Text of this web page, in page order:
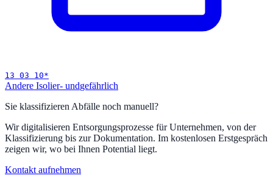
13 03 10*
Andere Isolier- undgefährlich
Sie klassifizieren Abfälle noch manuell?
Wir digitalisieren Entsorgungsprozesse für Unternehmen, von der
Klassifizierung bis zur Dokumentation. Im kostenlosen Erstgespräch
zeigen wir, wo bei Ihnen Potential liegt.
Kontakt aufnehmen